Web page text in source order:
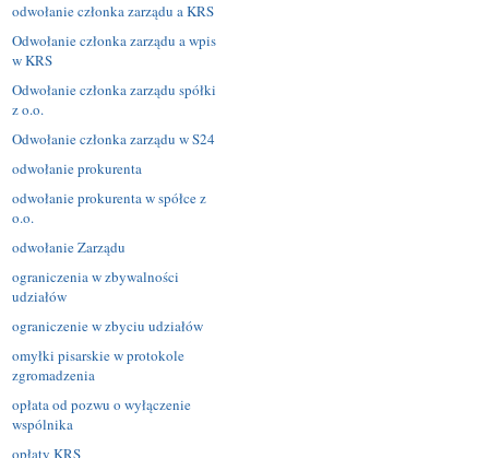
odwołanie członka zarządu a KRS
Odwołanie członka zarządu a wpis
w KRS
Odwołanie członka zarządu spółki
z o.o.
Odwołanie członka zarządu w S24
odwołanie prokurenta
odwołanie prokurenta w spółce z
o.o.
odwołanie Zarządu
ograniczenia w zbywalności
udziałów
ograniczenie w zbyciu udziałów
omyłki pisarskie w protokole
zgromadzenia
opłata od pozwu o wyłączenie
wspólnika
opłaty KRS